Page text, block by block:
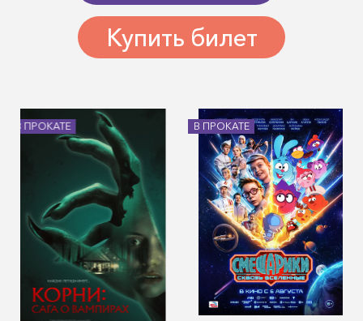
Купить билет
В ПРОКАТЕ В ПРОКАТЕ